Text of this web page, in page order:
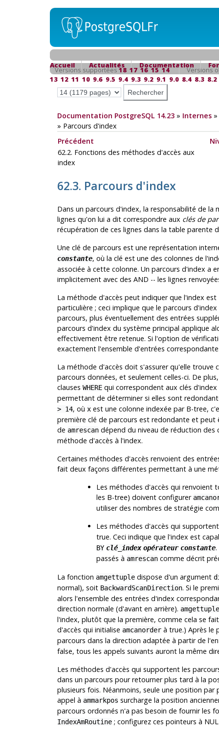
Accueil Actualités Documentation
Versions supportées18 17 16 15 14
Versions
13 12 11 10 9.6 9.5 9.4 9.3 9.2 9.1 9.0 8.4 8.3 8.2
Documentation PostgreSQL 14.23» Internes»
» Parcours d'index
Précédent
62.2. Fonctions des méthodes d'accès aux
index
62.3. Parcours d'index
Dans un parcours d'index, la responsabilité de
lignes qu'on lui a dit correspondre aux clés de
récupération de ces lignes dans la table parente
Une clé de parcours est une représentation
constante, où la clé est une des colonnes de
associée à cette colonne. Un parcours d'index a
implicitement avec des AND -- les lignes
La méthode d'accès peut indiquer que l'index est
particulière ; ceci implique que le parcours
parcours, plus éventuellement des entrées
parcours d'index du système principal applique
effectivement être retenue. Si l'option de
exactement l'ensemble d'entrées
La méthode d'accès doit s'assurer qu'elle
parcours données, et seulement celles-ci. De
clauses WHEREqui correspondent aux clés
permettant de déterminer si elles sont
> 14, où xest une colonne indexée par B-tree,
première clé de parcours est redondante et
de amrescandépend du niveau de réduction des
méthode d'accès à l'index.
Certaines méthodes d'accès renvoient des
fait deux façons différentes permettant à une
Les méthodes d'accès qui renvoient
les B-tree) doivent configurer
utiliser des nombres de stratégie
Les méthodes d'accès qui
true. Ceci indique que l'index est
BY clé_index opérateur constante.
passés à amrescancomme décrit
La fonction amgettupledispose d'un argument
normal), soit BackwardScanDirection. Si le
alors l'ensemble des entrées d'index
direction normale (d'avant en arrière). amgettuple
l'index, plutôt que la première, comme cela se
d'accès qui initialise amcanorderà true.) Après le
parcours dans la direction adaptée à partir de
false, tous les appels suivants auront la même
Les méthodes d'accès qui supportent les
dans un parcours pour retourner plus tard à la
plusieurs fois. Néanmoins, seule une position
appel à ammarkpos surcharge la position
parcours ordonnés n'a pas besoin de fournir les
IndexAmRoutine; configurez ces pointeurs à